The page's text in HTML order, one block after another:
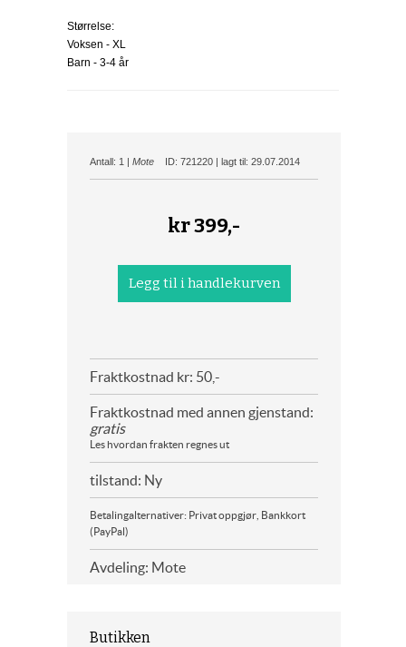
Størrelse:
Voksen - XL
Barn - 3-4 år
Antall: 1 | Mote ID: 721220 | lagt til: 29.07.2014
kr399,-
Fraktkostnad kr: 50,-
Fraktkostnad med annen gjenstand:
gratis
Les hvordan frakten regnes ut
tilstand: Ny
Betalingalternativer: Privat oppgjør, Bankkort
(PayPal)
Avdeling: Mote
Butikken